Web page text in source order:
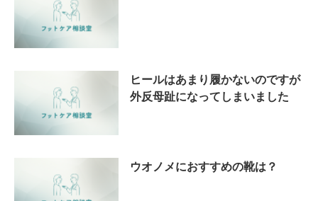
ヒールはあまり履かないのですが
外反母趾になってしまいました
ウオノメにおすすめの靴は？